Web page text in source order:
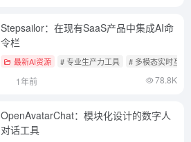
Stepsailor：在现有SaaS产品中集成AI命
令栏
最新AI资源 # 专业生产力工具 # 多模态实时互动
1年前 78.8K
OpenAvatarChat：模块化设计的数字人
对话工具